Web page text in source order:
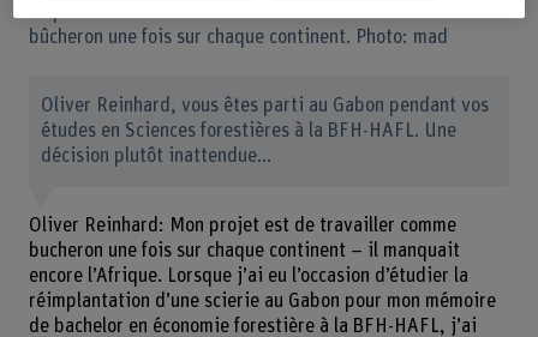
bûcheron une fois sur chaque continent. Photo: mad
Oliver Reinhard, vous êtes parti au Gabon pendant vos
études en Sciences forestières à la BFH-HAFL. Une
décision plutôt inattendue...
Oliver Reinhard: Mon projet est de travailler comme
bucheron une fois sur chaque continent – il manquait
encore l’Afrique. Lorsque j’ai eu l’occasion d’étudier la
réimplantation d’une scierie au Gabon pour mon mémoire
de bachelor en économie forestière à la BFH-HAFL, j’ai